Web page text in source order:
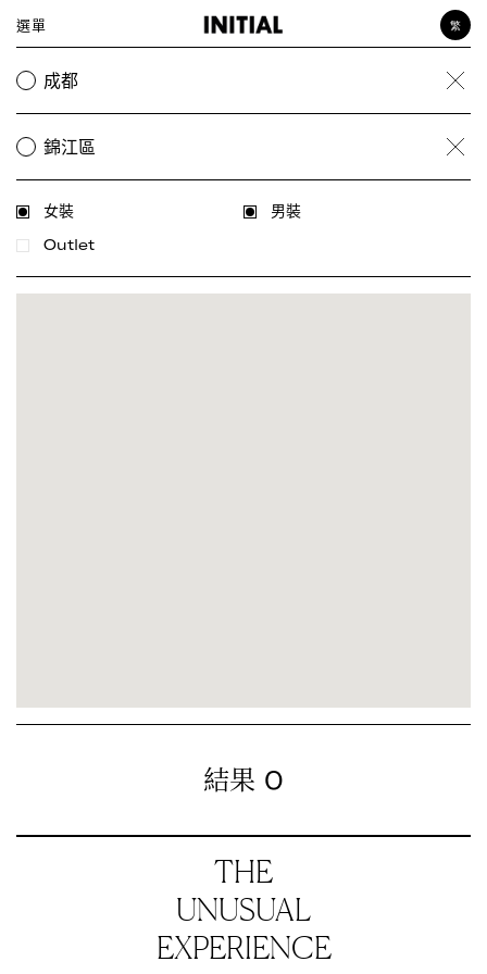
選單 繁
女裝成都 Clear
錦江區 Clear
女裝
男裝
Outlet
結果 0
THE
UNUSUAL
EXPERIENCE